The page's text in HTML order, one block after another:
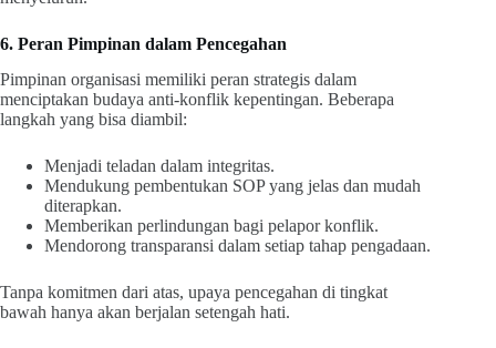
6. Peran Pimpinan dalam Pencegahan
Pimpinan organisasi memiliki peran strategis dalam
menciptakan budaya anti-konflik kepentingan. Beberapa
langkah yang bisa diambil:
Menjadi teladan dalam integritas.
Mendukung pembentukan SOP yang jelas dan mudah
diterapkan.
Memberikan perlindungan bagi pelapor konflik.
Mendorong transparansi dalam setiap tahap pengadaan.
Tanpa komitmen dari atas, upaya pencegahan di tingkat
bawah hanya akan berjalan setengah hati.